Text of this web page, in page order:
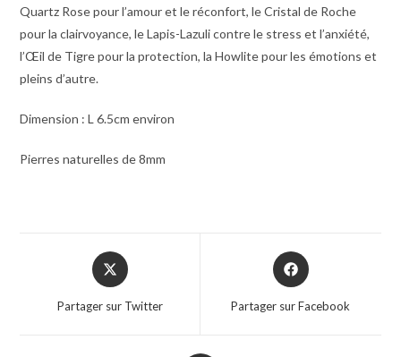
Quartz Rose pour l’amour et le réconfort, le Cristal de Roche
pour la clairvoyance, le Lapis-Lazuli contre le stress et l’anxiété,
l’Œil de Tigre pour la protection, la Howlite pour les émotions et
pleins d’autre.
Dimension : L 6.5cm environ
Pierres naturelles de 8mm
Partager sur Twitter Partager sur Facebook